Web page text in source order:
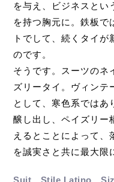
を与え、ビジネスとい
を持つ胸元に。鉄板で
トでして、続くタイ
のです。
そうです。スーツのネ
ズリータイ。ヴィンテ
として、寒色系ではあ
醸し出し、ペイズリー
えるとことによって、
を誠実さと共に最大限